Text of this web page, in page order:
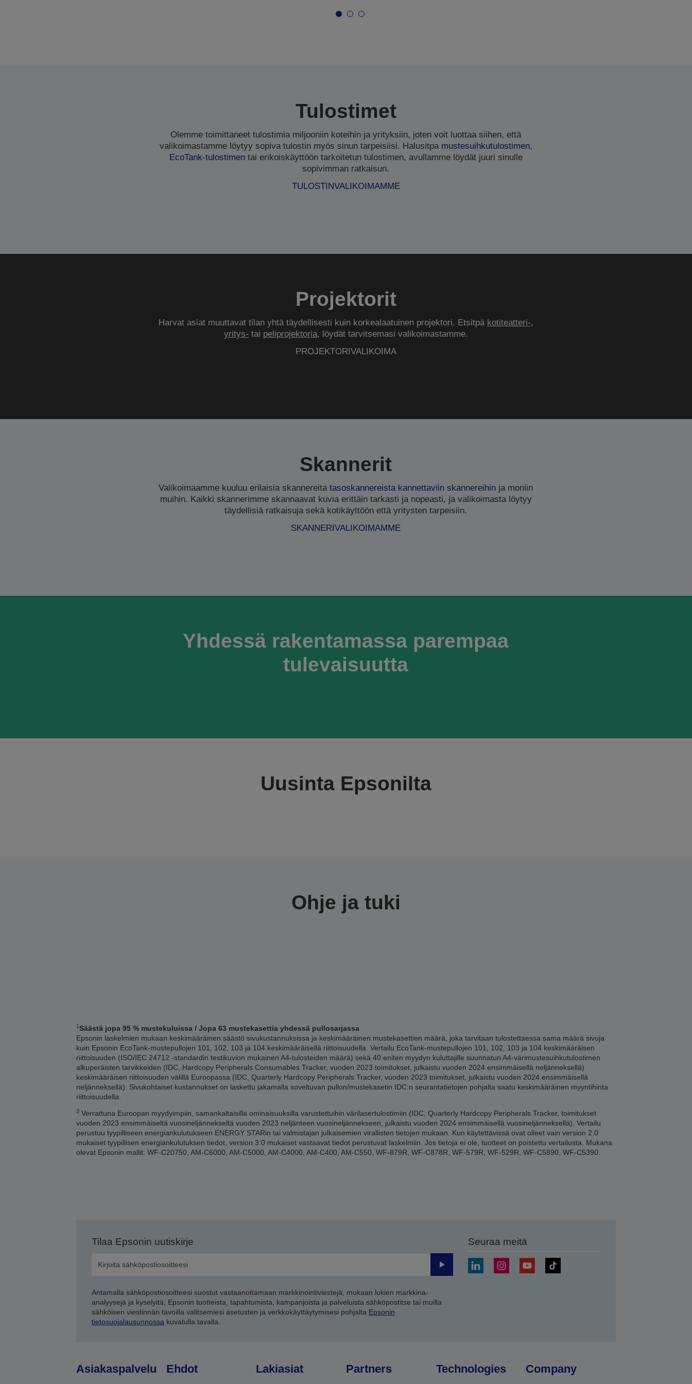
Tulostimet
Olemme toimittaneet tulostimia miljooniin koteihin ja yrityksiin, joten voit luottaa siihen, että
valikoimastamme löytyy sopiva tulostin myös sinun tarpeisiisi. Halusitpa mustesuihkutulostimen,
EcoTank-tulostimentai erikoiskäyttöön tarkoitetun tulostimen, avullamme löydät juuri sinulle
sopivimman ratkaisun.
TULOSTINVALIKOIMAMME
Projektorit
Harvat asiat muuttavat tilan yhtä täydellisesti kuin korkealaatuinen projektori. Etsitpä kotiteatteri-,
yritys- tai peliprojektoria, löydät tarvitsemasi valikoimastamme.
PROJEKTORIVALIKOIMA
Skannerit
Valikoimaamme kuuluu erilaisia skannereitatasoskannereista kannettaviin skannereihin ja moniin
muihin. Kaikki skannerimme skannaavat kuvia erittäin tarkasti ja nopeasti, ja valikoimasta löytyy
täydellisiä ratkaisuja sekä kotikäyttöön että yritysten tarpeisiin.
SKANNERIVALIKOIMAMME
Yhdessä rakentamassa parempaa
tulevaisuutta
Uusinta Epsonilta
Ohje ja tuki
1Säästä jopa 95 % mustekuluissa / Jopa 63 mustekasettia yhdessä pullosarjassa
Epsonin laskelmien mukaan keskimääräinen säästö sivukustannuksissa ja keskimääräinen mustekasettien määrä, joka tarvitaan tulostettaessa sama määrä sivuja
kuin Epsonin EcoTank-mustepullojen 101, 102, 103 ja 104 keskimääräisellä riittoisuudella. Vertailu EcoTank-mustepullojen 101, 102, 103 ja 104 keskimääräisen
riittoisuuden (ISO/IEC 24712 -standardin testikuvion mukainen A4-tulosteiden määrä) sekä 40 eniten myydyn kuluttajille suunnatun A4-värimustesuihkutulostimen
alkuperäisten tarvikkeiden (IDC, Hardcopy Peripherals Consumables Tracker, vuoden 2023 toimitukset, julkaistu vuoden 2024 ensimmäisellä neljänneksellä)
keskimääräisen riittoisuuden välillä Euroopassa (IDC, Quarterly Hardcopy Peripherals Tracker, vuoden 2023 toimitukset, julkaistu vuoden 2024 ensimmäisellä
neljänneksellä). Sivukohtaiset kustannukset on laskettu jakamalla soveltuvan pullon/mustekasetin IDC:n seurantatietojen pohjalta saatu keskimääräinen myyntihinta
riittoisuudella.
2Verrattuna Euroopan myydyimpiin, samankaltaisilla ominaisuuksilla varustettuihin värilasertulostimiin (IDC, Quarterly Hardcopy Peripherals Tracker, toimitukset
vuoden 2023 ensimmäiseltä vuosineljännekseltä vuoden 2023 neljänteen vuosineljännekseen, julkaistu vuoden 2024 ensimmäisellä vuosineljänneksellä). Vertailu
perustuu tyypilliseen energiankulutukseen ENERGY STARin tai valmistajan julkaisemien virallisten tietojen mukaan. Kun käytettävissä ovat olleet vain version 2.0
mukaiset tyypillisen energiankulutuksen tiedot, version 3.0 mukaiset vastaavat tiedot perustuvat laskelmiin. Jos tietoja ei ole, tuotteet on poistettu vertailusta. Mukana
olevat Epsonin mallit: WF-C20750, AM-C6000, AM-C5000, AM-C4000, AM-C400, AM-C550, WF-879R, WF-C878R, WF-579R, WF-529R, WF-C5890, WF-C5390.
Tilaa Epsonin uutiskirje
Lähetä
Antamalla sähköpostiosoitteesi suostut vastaanottamaan markkinointiviestejä, mukaan lukien markkina-
analyysejä ja kyselyitä, Epsonin tuotteista, tapahtumista, kampanjoista ja palveluista sähköpostitse tai muilla
sähköisen viestinnän tavoilla valitsemiesi asetusten ja verkkokäyttäytymisesi pohjalta Epsonin
tietosuojalausunnossa kuvatulla tavalla.
Seuraa meitä
Asiakaspalvelu Ehdot Lakiasiat Partners Technologies Company